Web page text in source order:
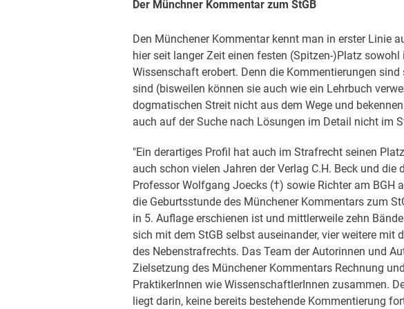
Der Münchner Kommentar zum StGB
Den Münchener Kommentar kennt man in erster Linie
hier seit langer Zeit einen festen (Spitzen-)Platz
Wissenschaft erobert. Denn die Kommentierungen
sind (bisweilen können sie auch wie ein Lehrbuch
dogmatischen Streit nicht aus dem Wege und
auch auf der Suche nach Lösungen im Detail nicht im
"Ein derartiges Profil hat auch im Strafrecht seinen
auch schon vielen Jahren der Verlag C.H. Beck und die
Professor Wolfgang Joecks (†) sowie Richter am BGH
die Geburtsstunde des Münchener Kommentars zum
in 5. Auflage erschienen ist und mittlerweile zehn
sich mit dem StGB selbst auseinander, vier weitere mit
des Nebenstrafrechts. Das Team der Autorinnen und
Zielsetzung des Münchener Kommentars Rechnung
PraktikerInnen wie WissenschaftlerInnen zusammen.
liegt darin, keine bereits bestehende Kommentierung